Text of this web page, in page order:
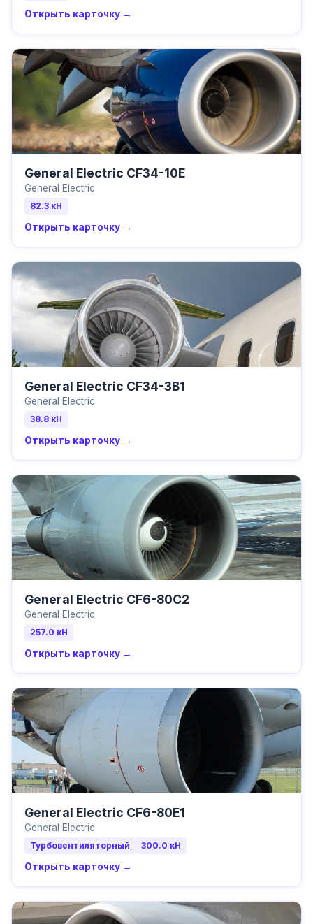
Открыть карточку →
General Electric CF34-10E
General Electric
82.3кН
Открыть карточку →
General Electric CF34-3B1
General Electric
38.8кН
Открыть карточку →
General Electric CF6-80C2
General Electric
257.0 кН
Открыть карточку →
General Electric CF6-80E1
General Electric
Турбовентиляторный 300.0 кН
Открыть карточку →